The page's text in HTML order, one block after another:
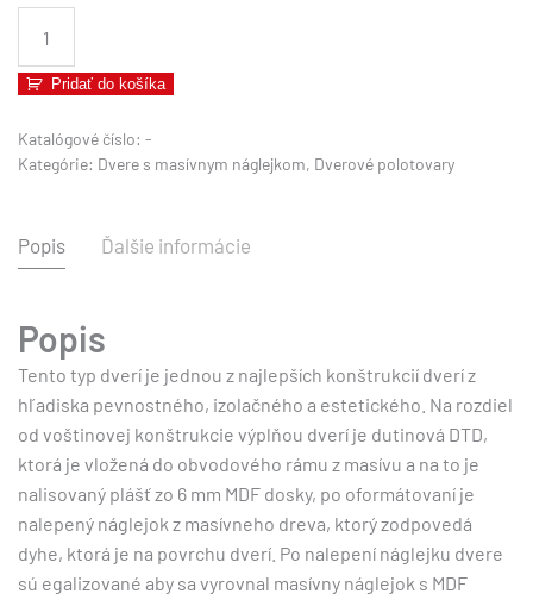
Dvere
náglejkom
MAHAGON
Pridať do košíka
Katalógové číslo: -
Kategórie: Dvere s masívnym náglejkom, Dverové polotovary
Popis Ďalšie informácie
Popis
Tento typ dverí je jednou z najlepších konštrukcií dverí z
hľadiska pevnostného, izolačného a estetického. Na rozdiel
od voštinovej konštrukcie výplňou dverí je dutinová DTD,
ktorá je vložená do obvodového rámu z masívu a na to je
nalisovaný plášť zo 6 mm MDF dosky, po oformátovaní je
nalepený náglejok z masívneho dreva, ktorý zodpovedá
dyhe, ktorá je na povrchu dverí. Po nalepení náglejku dvere
sú egalizované aby sa vyrovnal masívny náglejok s MDF